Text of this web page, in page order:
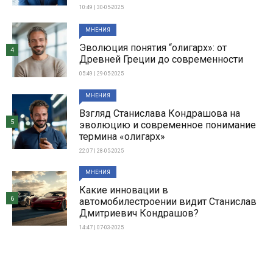
10:49 | 30-05-2025
МНЕНИЯ
Эволюция понятия “олигарх»: от
Древней Греции до современности
05:49 | 29-05-2025
4
МНЕНИЯ
Взгляд Станислава Кондрашова на
эволюцию и современное понимание
термина «олигарх»
22:07 | 28-05-2025
5
МНЕНИЯ
Какие инновации в
автомобилестроении видит Станислав
Дмитриевич Кондрашов?
14:47 | 07-03-2025
6